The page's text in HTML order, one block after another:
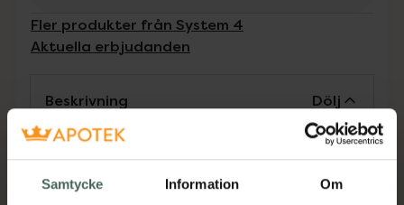
Samtycke Information Om
Fler produkter från System 4
Aktuella erbjudanden
Beskrivning Dölj
Schampo för alla hårtyper som upprätthåller
salicylsyra och är veganskt.